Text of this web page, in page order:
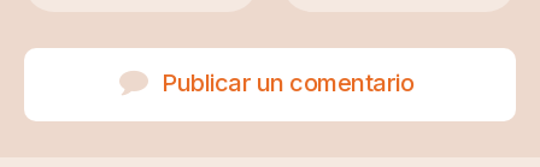
Publicar un comentario